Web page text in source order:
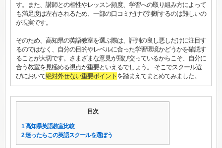
す。また、講師との相性やレッスン頻度、学習への取り組み方によって
も満足度は左右されるため、一部の口コミだけで判断するのは難しいの
が現実です。
そのため、高知県の英語教室を選ぶ際は、評判の良し悪しだけに注目す
るのではなく、自分の目的やレベルに合った学習環境かどうかを確認す
ることが大切です。さまざまな意見が飛び交っているからこそ、自分に
合う教室を見極める視点が重要といえるでしょう。 そこでスクール選
びにおいて絶対外せない重要ポイント を踏まえてまとめてみました。
目次
1高知県英語教室比較
2迷ったらこの英語スクールを選ぼう